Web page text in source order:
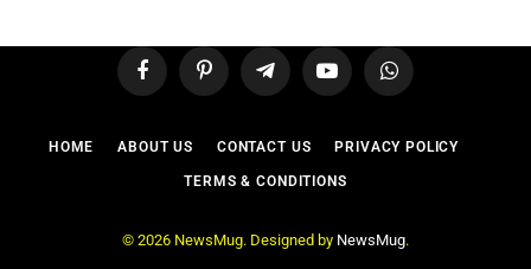
FacebookPinterest TelegramYouTubeWhatsApp
HOME ABOUT US CONTACT US PRIVACY POLICY
TERMS & CONDITIONS
© 2026 NewsMug. Designed by NewsMug.